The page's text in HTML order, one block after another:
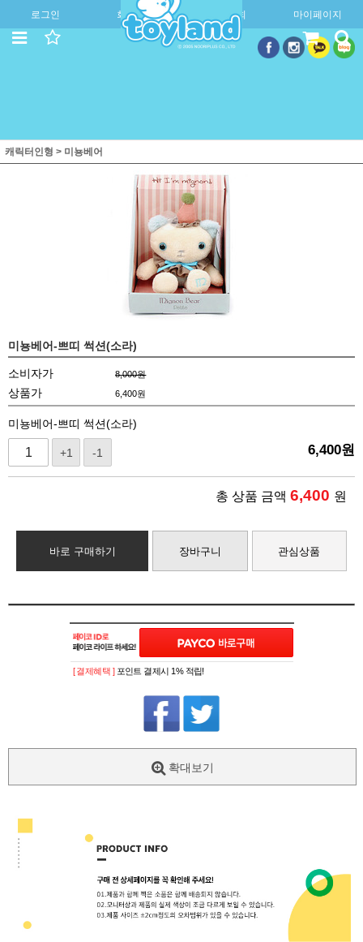
로그인 회원가입 주문조회 마이페이지
캐릭터인형 > 미뇽베어
미뇽베어-쁘띠 썩션(소라)
소비자가 8,000원
상품가 6,400원
미뇽베어-쁘띠 썩션(소라)
+1 -1 6,400원
총 상품 금액 6,400 원
바로 구매하기 장바구니 관심상품
[ 결제혜택 ] 포인트 결제시 1% 적립!
확대보기